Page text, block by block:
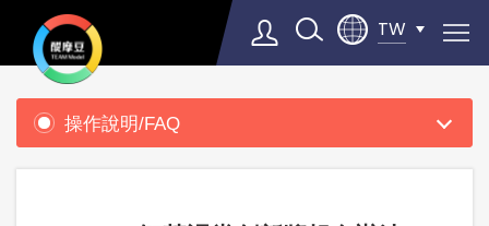
TW
Select Language▼
支
操作說明/FAQ